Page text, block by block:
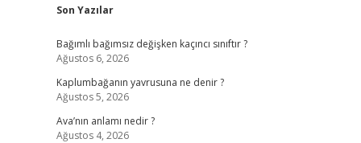
Sidebar
Son Yazılar
Bağımlı bağımsız değişken kaçıncı sınıftır ?
Ağustos 6, 2026
Kaplumbağanın yavrusuna ne denir ?
Ağustos 5, 2026
Ava’nın anlamı nedir ?
Ağustos 4, 2026